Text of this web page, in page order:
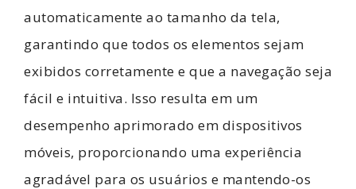
automaticamente ao tamanho da tela,
garantindo que todos os elementos sejam
exibidos corretamente e que a navegação seja
fácil e intuitiva. Isso resulta em um
desempenho aprimorado em dispositivos
móveis, proporcionando uma experiência
agradável para os usuários e mantendo-os